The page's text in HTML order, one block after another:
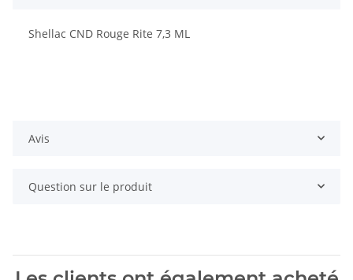
Shellac CND Rouge Rite 7,3 ML
Avis
Question sur le produit